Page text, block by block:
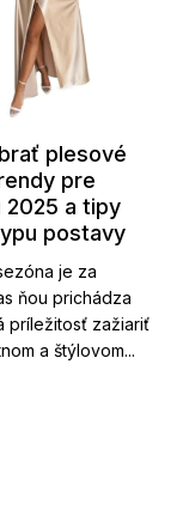
plesové
pre
2025 a tipy
postavy
je za
ňou prichádza
príležitosť zažiariť
a štýlovom...